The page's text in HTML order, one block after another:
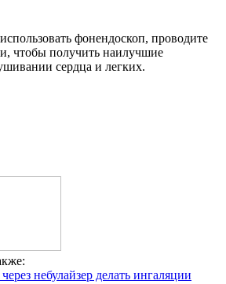
фонендоскоп, проводите
чтобы получить наилучшие
сердца и легких.
небулайзер делать ингаляции